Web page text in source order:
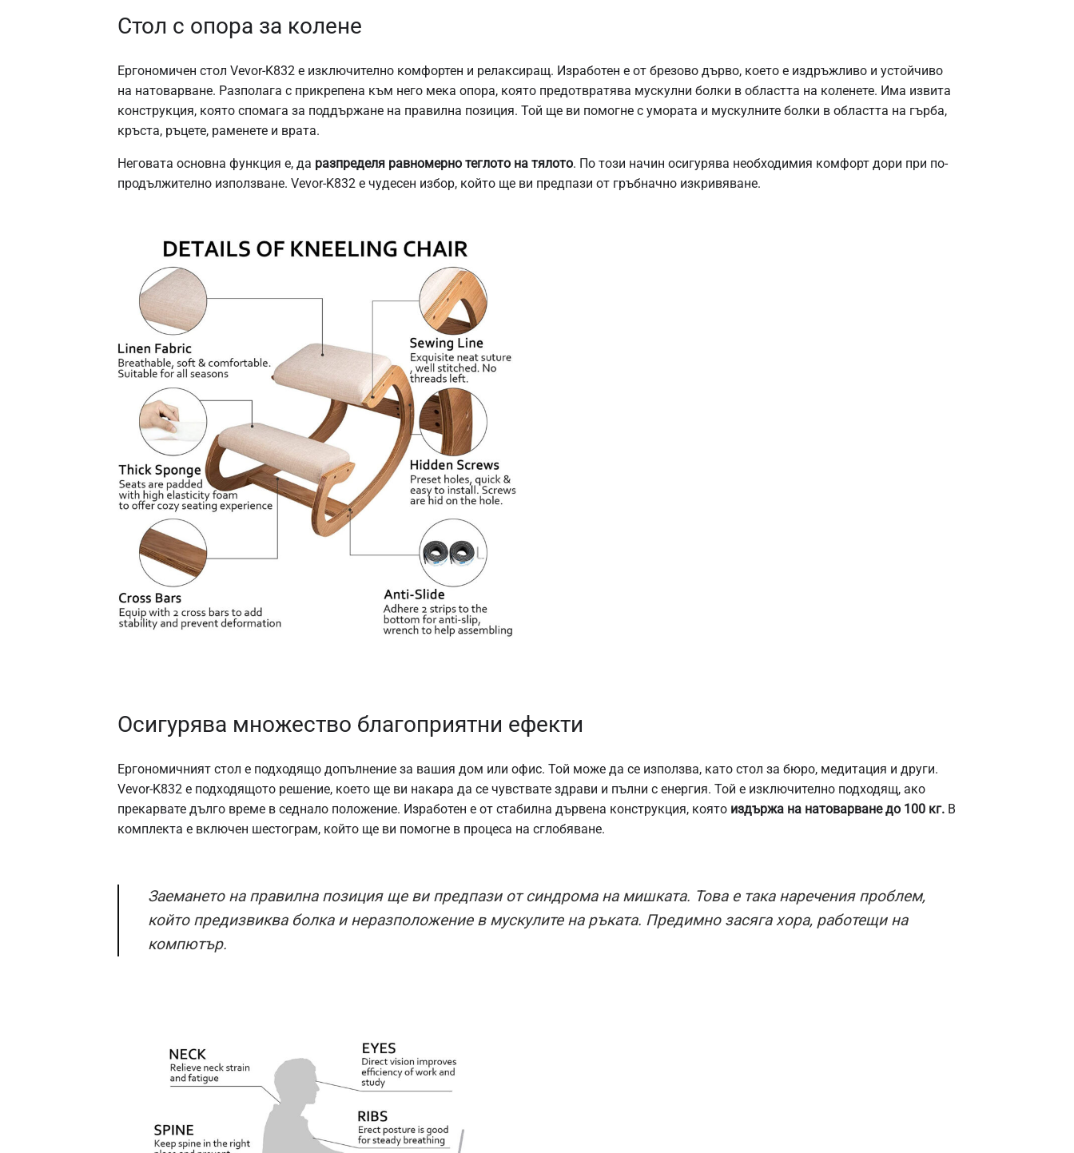
Стол с опора за колене
Ергономичен стол Vevor-K832 е изключително комфортен и релаксиращ. Изработен е от брезово дърво, което е издръжливо и устойчиво
на натоварване. Разполага с прикрепена към него мека опора, която предотвратява мускулни болки в областта на коленете. Има извита
конструкция, която спомага за поддържане на правилна позиция. Той ще ви помогне с умората и мускулните болки в областта на гърба,
кръста, ръцете, раменете и врата.
Неговата основна функция е, да разпределя равномерно теглото на тялото. По този начин осигурява необходимия комфорт дори при по-
продължително използване. Vevor-K832 е чудесен избор, който ще ви предпази от гръбначно изкривяване.
Осигурява множество благоприятни ефекти
Ергономичният стол е подходящо допълнение за вашия дом или офис. Той може да се използва, като стол за бюро, медитация и други.
Vevor-K832 е подходящото решение, което ще ви накара да се чувствате здрави и пълни с енергия. Той е изключително подходящ, ако
прекарвате дълго време в седнало положение. Изработен е от стабилна дървена конструкция, която издържа на натоварване до 100 кг. В
комплекта е включен шестограм, който ще ви помогне в процеса на сглобяване.
Заемането на правилна позиция ще ви предпази от синдрома на мишката. Това е така наречения проблем,
който предизвиква болка и неразположение в мускулите на ръката. Предимно засяга хора, работещи на
компютър.